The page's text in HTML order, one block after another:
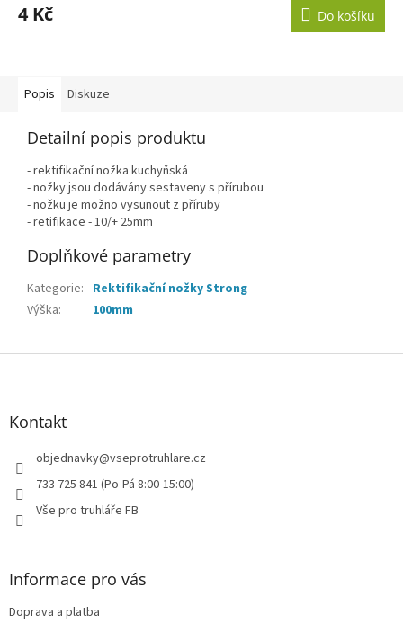
4 Kč Do košíku
Popis Diskuze
Detailní popis produktu
- rektifikační nožka kuchyňská
- nožky jsou dodávány sestaveny s přírubou
- nožku je možno vysunout z příruby
- retifikace - 10/+ 25mm
Doplňkové parametry
Kategorie: Rektifikační nožky Strong
Výška: 100mm
Z
Kontakt
objednavky@vseprotruhlare.cz
733 725 841 (Po-Pá 8:00-15:00)
Vše pro truhláře FB
Informace pro vás
Doprava a platba